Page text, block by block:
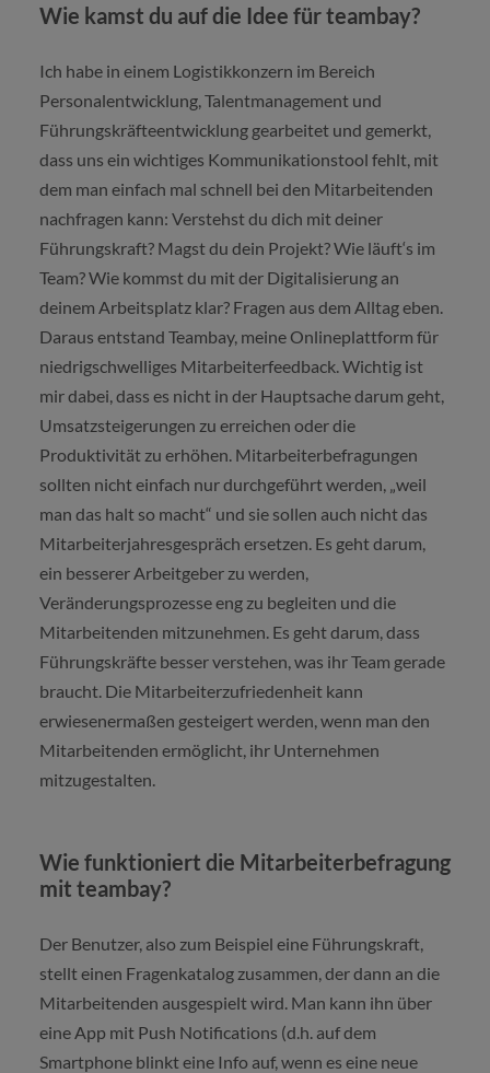
Wie kamst du auf die Idee für teambay?
Ich habe in einem Logistikkonzern im Bereich
Personalentwicklung, Talentmanagement und
Führungskräfteentwicklung gearbeitet und gemerkt,
dass uns ein wichtiges Kommunikationstool fehlt, mit
dem man einfach mal schnell bei den Mitarbeitenden
nachfragen kann: Verstehst du dich mit deiner
Führungskraft? Magst du dein Projekt? Wie läuft‘s im
Team? Wie kommst du mit der Digitalisierung an
deinem Arbeitsplatz klar? Fragen aus dem Alltag eben.
Daraus entstand Teambay, meine Onlineplattform für
niedrigschwelliges Mitarbeiterfeedback. Wichtig ist
mir dabei, dass es nicht in der Hauptsache darum geht,
Umsatzsteigerungen zu erreichen oder die
Produktivität zu erhöhen. Mitarbeiterbefragungen
sollten nicht einfach nur durchgeführt werden, „weil
man das halt so macht“ und sie sollen auch nicht das
Mitarbeiterjahresgespräch ersetzen. Es geht darum,
ein besserer Arbeitgeber zu werden,
Veränderungsprozesse eng zu begleiten und die
Mitarbeitenden mitzunehmen. Es geht darum, dass
Führungskräfte besser verstehen, was ihr Team gerade
braucht. Die Mitarbeiterzufriedenheit kann
erwiesenermaßen gesteigert werden, wenn man den
Mitarbeitenden ermöglicht, ihr Unternehmen
mitzugestalten.
Wie funktioniert die Mitarbeiterbefragung
mit teambay?
Der Benutzer, also zum Beispiel eine Führungskraft,
stellt einen Fragenkatalog zusammen, der dann an die
Mitarbeitenden ausgespielt wird. Man kann ihn über
eine App mit Push Notifications (d.h. auf dem
Smartphone blinkt eine Info auf, wenn es eine neue